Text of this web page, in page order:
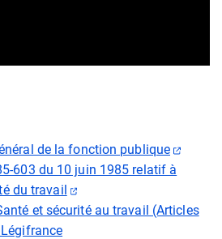
de la fonction publique
603 du 10 juin 1985 relatif à
du travail
(ouverture dans un
et sécurité au travail (Articles